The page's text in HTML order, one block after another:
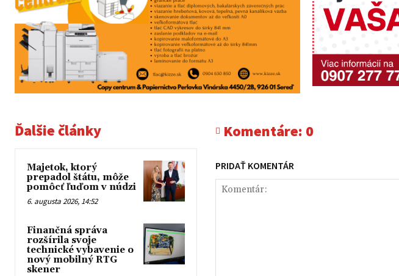
Ďalšie články
Majetok, ktorý
prepadol štátu, môže
pomôcť ľuďom v núdzi
6. augusta 2026, 14:52
Finančná správa
rozšírila svoje
technické vybavenie o
nový mobilný RTG
skener
Komentáre: 0
PRIDAŤ KOMENTÁR